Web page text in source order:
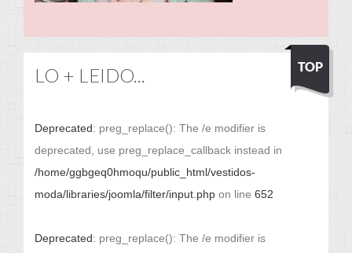
LO + LEIDO...
Deprecated: preg_replace(): The /e modifier is
deprecated, use preg_replace_callback instead in
/home/ggbgeq0hmoqu/public_html/vestidos-
moda/libraries/joomla/filter/input.php on line 652
Deprecated: preg_replace(): The /e modifier is